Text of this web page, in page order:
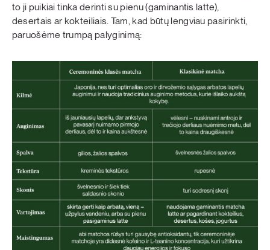
to ji puikiai tinka derinti su pienu (gaminantis latte),
desertais ar kokteiliais. Tam, kad būtų lengviau pasirinkti,
paruošėme trumpą palyginimą: